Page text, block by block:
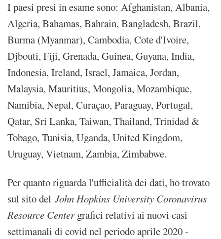
I paesi presi in esame sono: Afghanistan, Albania,
Algeria, Bahamas, Bahrain, Bangladesh, Brazil,
Burma (Myanmar), Cambodia, Cote d'Ivoire,
Djbouti, Fiji, Grenada, Guinea, Guyana, India,
Indonesia, Ireland, Israel, Jamaica, Jordan,
Malaysia, Mauritius, Mongolia, Mozambique,
Namibia, Nepal, Curaçao, Paraguay, Portugal,
Qatar, Sri Lanka, Taiwan, Thailand, Trinidad &
Tobago, Tunisia, Uganda, United Kingdom,
Uruguay, Vietnam, Zambia, Zimbabwe.
Per quanto riguarda l'ufficialità dei dati, ho trovato
sul sito del John Hopkins University Coronavirus
Resource Centergrafici relativi ai nuovi casi
settimanali di covid nel periodo aprile 2020 -